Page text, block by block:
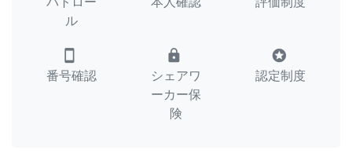
ル
smartphone
番号確認
lock
シェアワ
ーカー保
険
stars
認定制度